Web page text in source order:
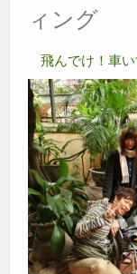
ィング
飛んでけ！車